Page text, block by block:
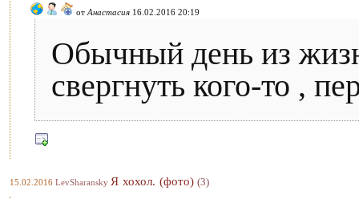
от Анастасия 16.02.2016 20:19
Обычный день из
свергнуть кого-то ,
15.02.2016 LevSharansky Я хохол. (фото) (3)